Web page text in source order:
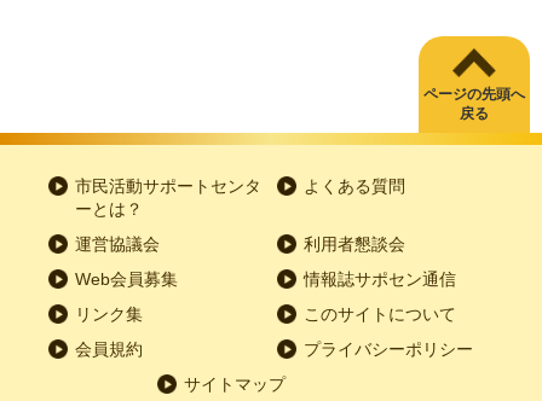
ページの先頭へ
戻る
市民活動サポートセンタ
ーとは？
よくある質問
運営協議会
利用者懇談会
Web会員募集
情報誌サポセン通信
リンク集
このサイトについて
会員規約
プライバシーポリシー
サイトマップ